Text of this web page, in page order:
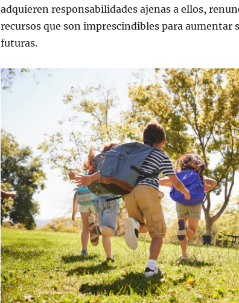
adquieren responsabilidades ajenas a ellos,
recursos que son imprescindibles para aumentar
futuras.